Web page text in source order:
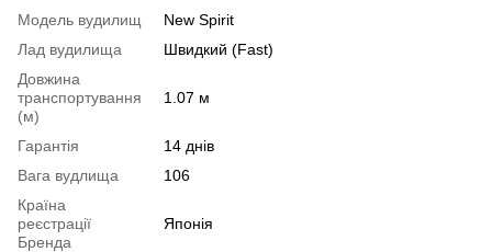
Модель вудилищ
New Spirit
Лад вудилища
Швидкий (Fast)
Довжина
транспортування
(м)
1.07 м
Гарантія
14 днів
Вага вудлища
106
Країна
реєстрації
Бренда
Японія